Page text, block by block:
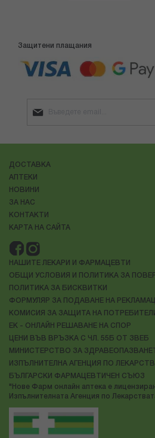
Защитени плащания
ДОСТАВКА
АПТЕКИ
НОВИНИ
ЗА НАС
КОНТАКТИ
КАРТА НА САЙТА
НАШИТЕ ЛЕКАРИ И ФАРМАЦЕВТИ
ОБЩИ УСЛОВИЯ И ПОЛИТИКА ЗА
ПОЛИТИКА ЗА БИСКВИТКИ
ФОРМУЛЯР ЗА ПОДАВАНЕ НА
КОМИСИЯ ЗА ЗАЩИТА НА
ЕК - ОНЛАЙН РЕШАВАНЕ НА СПОР
ЦЕНИ ВЪВ ВРЪЗКА С ЧЛ. 55Б ОТ ЗВЕБ
МИНИСТЕРСТВО ЗА
ИЗПЪЛНИТЕЛНА АГЕНЦИЯ ПО
БЪЛГАРСКИ ФАРМАЦЕВТИЧЕН СЪЮЗ
"Нове Фарм онлайн аптека е
Изпълнителната Агенция по